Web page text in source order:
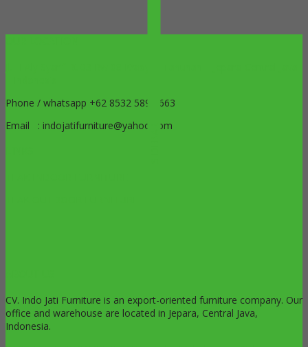
SIDEBAR
Phone / whatsapp +62 8532 5899 663
Email : indojatifurniture@yahoo.com
CV. Indo Jati Furniture is an export-oriented furniture company. Our
office and warehouse are located in Jepara, Central Java,
Indonesia.